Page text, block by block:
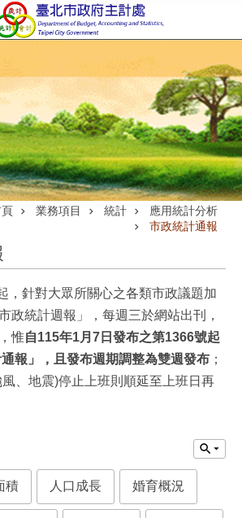
業務項目 統計
應用統計分析
市政統計通報
，針對大眾所關心之各類市政議題加
政統計週報」，每週三於網站出刊，
惟自115年1月7日發布之第1366號起
報」，且發布週期調整為雙週發布 ；
、地震)停止上班則順延至上班日再
積 人口成長 婚育概況